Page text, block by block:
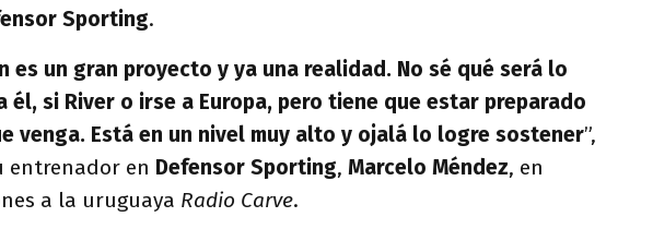
Sporting.
es un gran proyecto y ya una realidad. No sé qué será lo
él, si River o irse a Europa, pero tiene que estar preparado
venga. Está en un nivel muy alto y ojalá lo logre sostener”,
entrenador en Defensor Sporting, Marcelo Méndez, en
a la uruguaya Radio Carve.